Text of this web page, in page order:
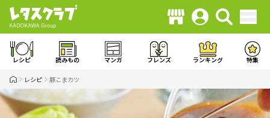
レシピ 読みもの マンガ フレンズ ランキング 特集
レシピ 豚こまカツ